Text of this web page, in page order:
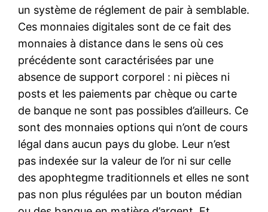
un système de réglement de pair à semblable.
Ces monnaies digitales sont de ce fait des
monnaies à distance dans le sens où ces
précédente sont caractérisées par une
absence de support corporel : ni pièces ni
posts et les paiements par chèque ou carte
de banque ne sont pas possibles d’ailleurs. Ce
sont des monnaies options qui n’ont de cours
légal dans aucun pays du globe. Leur n’est
pas indexée sur la valeur de l’or ni sur celle
des apophtegme traditionnels et elles ne sont
pas non plus régulées par un bouton médian